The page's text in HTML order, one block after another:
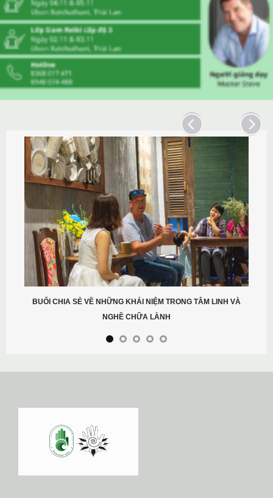
BUỔI CHIA SẺ VỀ NHỮNG KHÁI NIỆM TRONG TÂM LINH VÀ
NGHỀ CHỮA LÀNH